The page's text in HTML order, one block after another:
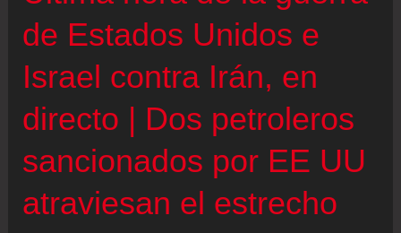
La
Casa
se
resiste
ampliar
de Estados Unidos e
Israel contra Irán, en
directo | Dos petroleros
sancionados por EE UU
atraviesan el estrecho